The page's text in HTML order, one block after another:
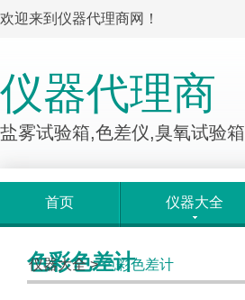
欢迎来到仪器代理商网！
仪器代理商
盐雾试验箱,色差仪,臭氧试验箱
首页 仪器大全
仪器大全>色彩色差计
色彩色差计